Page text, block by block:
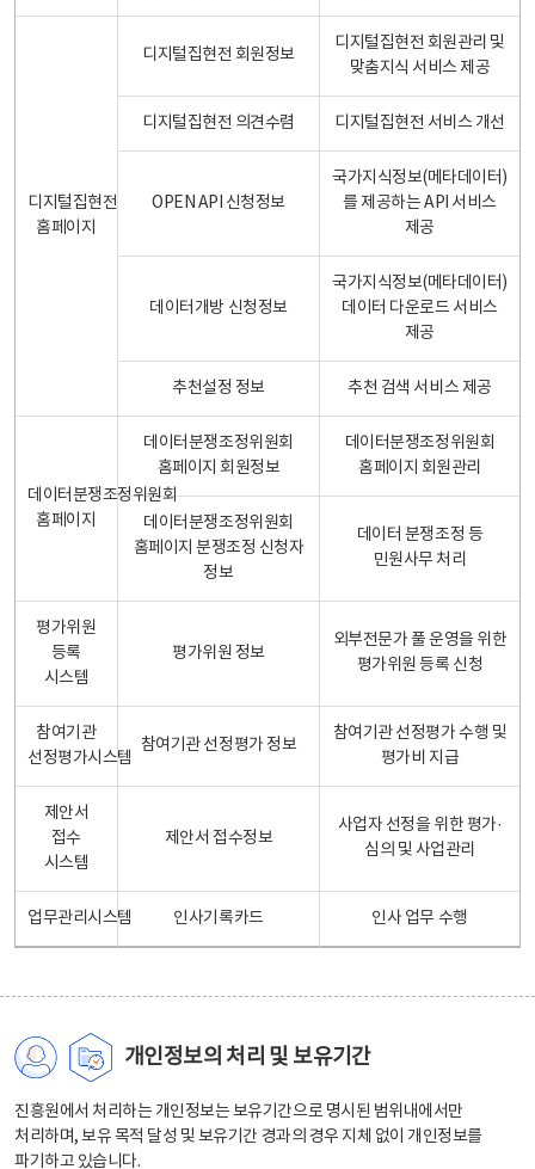
디지털집현전
홈페이지
디지털집현전 회원정보
디지털집현전 회원관리 및
맞춤지식 서비스 제공
디지털집현전 의견수렴 디지털집현전 서비스 개선
OPEN API 신청정보
국가지식정보(메타데이터)
를 제공하는 API 서비스
제공
데이터개방 신청정보
국가지식정보(메타데이터)
데이터 다운로드 서비스
제공
추천설정 정보 추천 검색 서비스 제공
데이터분쟁조정위원회
홈페이지
데이터분쟁조정위원회
홈페이지 회원정보
데이터분쟁조정위원회
홈페이지 회원관리
데이터분쟁조정위원회
홈페이지 분쟁조정 신청자
정보
데이터 분쟁조정 등
민원사무 처리
평가위원
등록
시스템
평가위원 정보
외부전문가 풀 운영을 위한
평가위원 등록 신청
참여기관
선정평가시스템
참여기관 선정평가 정보
참여기관 선정평가 수행 및
평가비 지급
제안서
접수
시스템
제안서 접수정보
사업자 선정을 위한 평가·
심의 및 사업관리
업무관리시스템 인사기록카드 인사 업무 수행
개인정보의 처리 및 보유기간
진흥원에서 처리하는 개인정보는 보유기간으로 명시된 범위내에서만
처리하며, 보유 목적 달성 및 보유기간 경과의 경우 지체 없이 개인정보를
파기하고 있습니다.